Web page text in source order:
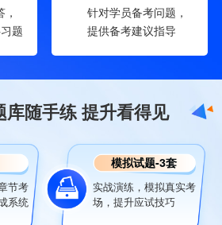
题
针对学员备考问题，
提供备考建议指导
库随手练 提升看得见
节考
系统
模拟试题-3套
实战演练，模拟真实考
场，提升应试技巧